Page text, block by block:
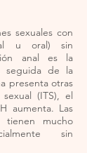
sexuales con
u oral) sin
anal es la
seguida de la
presenta otras
(ITS), el
aumenta. Las
tienen mucho
sin